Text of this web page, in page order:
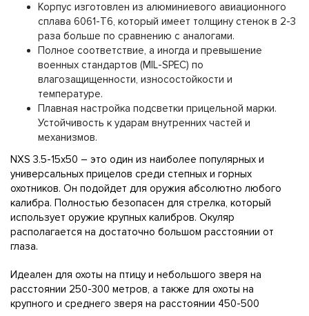
Корпус изготовлен из алюминиевого авиационного
сплава 6061-T6, который имеет толщину стенок в 2-3
раза больше по сравнению с аналогами.
Полное соответствие, а иногда и превышение
военных стандартов (MIL-SPEC) по
влагозащищенности, износостойкости и
температуре.
Плавная настройка подсветки прицельной марки.
Устойчивость к ударам внутренних частей и
механизмов.
NXS 3.5-15x50 – это один из наиболее популярных и
универсальных прицелов среди степных и горных
охотников. Он подойдет для оружия абсолютно любого
калибра. Полностью безопасен для стрелка, который
использует оружие крупных калибров. Окуляр
располагается на достаточно большом расстоянии от
глаза.
Идеален для охоты на птицу и небольшого зверя на
расстоянии 250-300 метров, а также для охоты на
крупного и среднего зверя на расстоянии 450-500